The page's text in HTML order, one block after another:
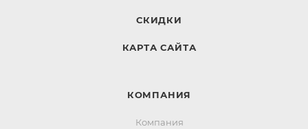
СКИДКИ
КАРТА САЙТА
КОМПАНИЯ
Компания